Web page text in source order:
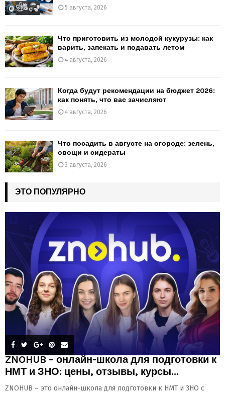
5 августа, 2026
Что приготовить из молодой кукурузы: как
варить, запекать и подавать летом
4 августа, 2026
Когда будут рекомендации на бюджет 2026:
как понять, что вас зачисляют
4 августа, 2026
Что посадить в августе на огороде: зелень,
овощи и сидераты
3 августа, 2026
ЭТО ПОПУЛЯРНО
ZNOHUB – онлайн-школа для подготовки к
НМТ и ЗНО: цены, отзывы, курсы...
ZNOHUB – это онлайн-школа для подготовки к НМТ и ЗНО с